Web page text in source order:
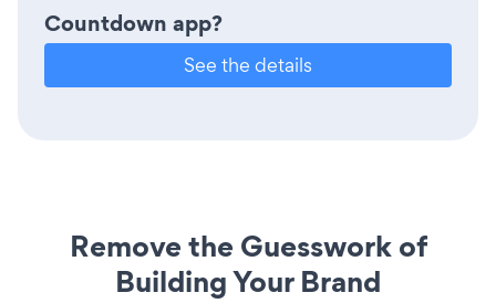
Countdown app?
See the details
Remove the Guesswork of
Building Your Brand